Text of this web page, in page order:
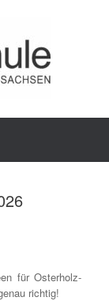
für Osterholz-
richtig!